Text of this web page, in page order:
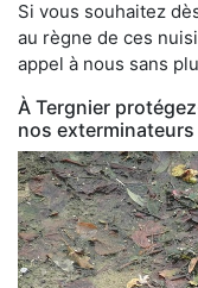
Si vous souhaitez
au règne de ces
appel à nous sans
À Tergnier
nos